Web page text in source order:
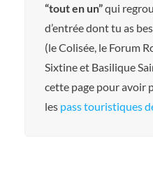
“tout en un”qui
d’entrée dont tu as
(le Colisée, le Forum
Sixtine et Basilique
cette page pour avoir
les pass touristiques